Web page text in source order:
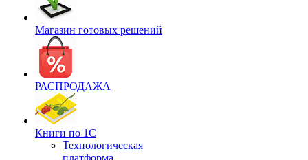
Магазин готовых решений
РАСПРОДАЖА
Книги по 1С
Технологическая
платформа